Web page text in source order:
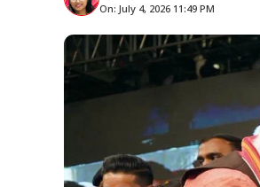
On: July 4, 2026 11:49 PM